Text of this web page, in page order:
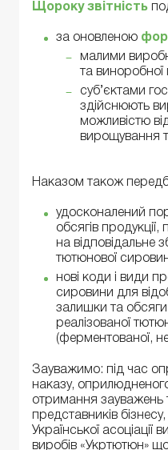
Щороку звітність
за оновленою
малими
та виноробної
суб’єктами
здійснюють
можливістю
вирощування
Наказом також
удосконалений
обсягів
на відповідальне
тютюнової
нові коди і види
сировини для
залишки та
реалізованої
(ферментованої,
Зауважимо: під час
наказу,
отримання зауважень
представників
Української асоціації
виробів «Укртютюн»